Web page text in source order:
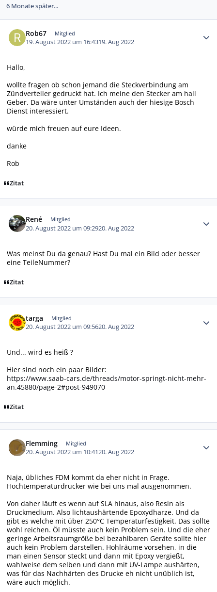
6 Monate später...
Rob67 Mitglied
19. August 2022 um 16:4319. Aug 2022
Hallo,
wollte fragen ob schon jemand die Steckverbindung am
Zündverteiler gedruckt hat. Ich meine den Stecker am hall
Geber. Da wäre unter Umständen auch der hiesige Bosch
Dienst interessiert.
würde mich freuen auf eure Ideen.
danke
Rob
Zitat
René Mitglied
20. August 2022 um 09:2920. Aug 2022
Was meinst Du da genau? Hast Du mal ein Bild oder besser
eine TeileNummer?
Zitat
targa Mitglied
20. August 2022 um 09:5620. Aug 2022
Und... wird es heiß ?
Hier sind noch ein paar Bilder:
https://www.saab-cars.de/threads/motor-springt-nicht-mehr-
an.45880/page-2#post-949070
Zitat
Flemming Mitglied
20. August 2022 um 10:4120. Aug 2022
Naja, übliches FDM kommt da eher nicht in Frage.
Hochtemperaturdrucker wie bei uns mal ausgenommen.
Von daher läuft es wenn auf SLA hinaus, also Resin als
Druckmedium. Also lichtaushärtende Epoxydharze. Und da
gibt es welche mit über 250°C Temperaturfestigkeit. Das sollte
wohl reichen. Öl müsste auch kein Problem sein. Und die eher
geringe Arbeitsraumgröße bei bezahlbaren Geräte sollte hier
auch kein Problem darstellen. Hohlräume vorsehen, in die
man einen Sensor steckt und dann mit Epoxy vergießt,
wahlweise dem selben und dann mit UV-Lampe aushärten,
was für das Nachhärten des Drucke eh nicht unüblich ist,
wäre auch möglich.